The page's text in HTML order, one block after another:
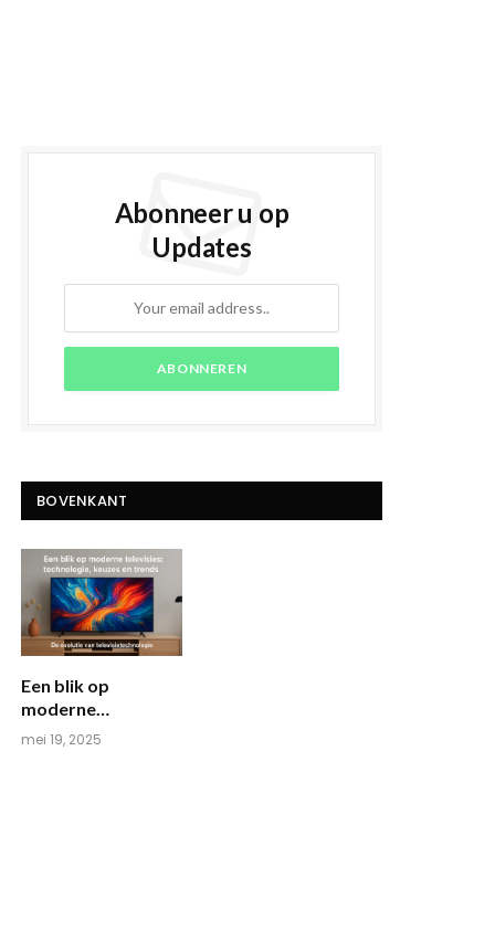
Abonneer u op
Updates
BOVENKANT
Een blik op
moderne
televisies:
mei 19, 2025